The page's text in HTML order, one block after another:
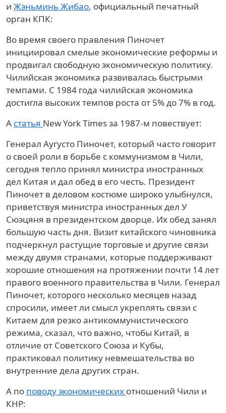
и Жэньминь Жибао, официальный печатный
орган КПК:
Во время своего правления Пиночет
инициировал смелые экономические реформы и
продвигал свободную экономическую политику.
Чилийская экономика развивалась быстрыми
темпами. С 1984 года чилийская экономика
достигла высоких темпов роста от 5% до 7% в год.
А статья New York Times за 1987-м повествует:
Генерал Аугусто Пиночет, который часто говорит
о своей роли в борьбе с коммунизмом в Чили,
сегодня тепло принял министра иностранных
дел Китая и дал обед в его честь. Президент
Пиночет в деловом костюме широко улыбнулся,
приветствуя министра иностранных дел У
Сюэцяня в президентском дворце. Их обед занял
большую часть дня. Визит китайского чиновника
подчеркнул растущие торговые и другие связи
между двумя странами, которые поддерживают
хорошие отношения на протяжении почти 14 лет
правого военного правительства в Чили. Генерал
Пиночет, которого несколько месяцев назад
спросили, имеет ли смысл укреплять связи с
Китаем для резко антикоммунистического
режима, сказал, что важно, чтобы Китай, в
отличие от Советского Союза и Кубы,
практиковал политику невмешательства во
внутренние дела других стран.
А по поводуэкономических отношений Чили и
КНР: